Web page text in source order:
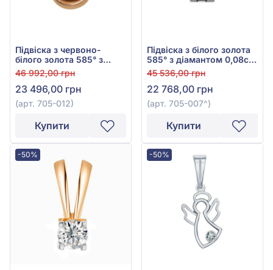
Підвіска з червоно-
білого золота 585° з
діамантом 0,08ct, арт.
705-012
46 992,00 грн
23 496,00 грн
(арт. 705-012)
Купити
Підвіска з білого золота
585° з діамантом 0,08ct,
арт. 705-007
45 536,00 грн
22 768,00 грн
(арт. 705-007^)
Купити
-50% -50%